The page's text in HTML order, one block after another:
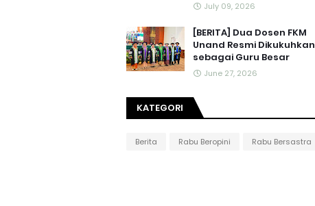
July 09, 2026
[BERITA] Dua Dosen FKM
Unand Resmi Dikukuhkan
sebagai Guru Besar
June 27, 2026
KATEGORI
Berita Rabu Beropini Rabu Bersastra